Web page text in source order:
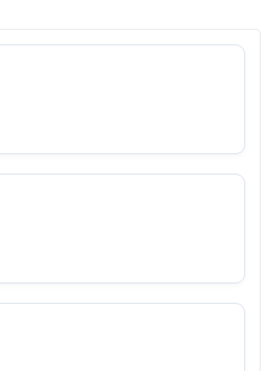
altındadır. Size en yakın
bulun.
bulun